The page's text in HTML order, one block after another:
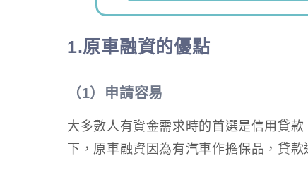
1.原車融資的優點
（1）申請容易
大多數人有資金需求時的首選是信用貸
下，原車融資因為有汽車作擔保品，貸款